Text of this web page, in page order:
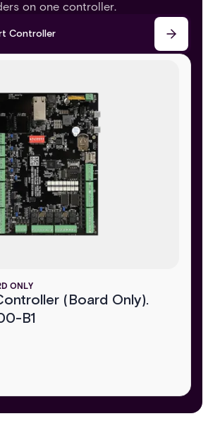
on one controller.
Controller
ONLY
(Board Only).
B1